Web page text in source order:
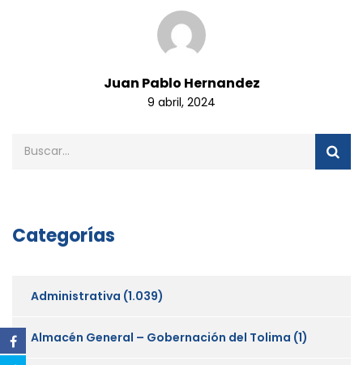
Juan Pablo Hernandez
9 abril, 2024
Categorías
Administrativa (1.039)
Almacén General – Gobernación del Tolima (1)